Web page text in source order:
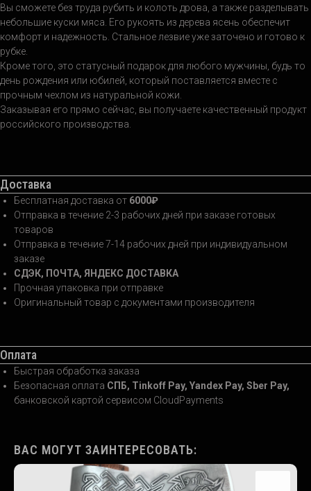
Вы сможете без труда рубить и колоть дрова, а также разделывать
небольшие куски мяса. Его рукоять из дерева ясень обеспечит
комфорт и надежность. Стальное лезвие уже заточено и готово к
рубке.
Кроме того, это статусный подарок для любого мужчины, будь то
день рождения или юбилей, который поставляется вместе с
прочным чехлом из натуральной кожи.
Заказывая его прямо сейчас, вы получаете качественный продукт
российского производства.
Доставка
Бесплатная доставка от 6000₽
Отправка в течение 2-3 рабочих дней при заказе готовых
товаров
Отправка в течение 7-14 рабочих дней при индивидуальном
заказе
СДЭК, ПОЧТА, ЯНДЕКС ДОСТАВКА
Прочная упаковка при отправке
Оригинальный товар с документами производителя
Оплата
Быстрая обработка заказа
Безопасная оплата СПБ, Tinkoff Pay, Yandex Pay, Sber Pay,
банковской картой сервисом CloudPayments
ВАС МОГУТ ЗАИНТЕРЕСОВАТЬ: